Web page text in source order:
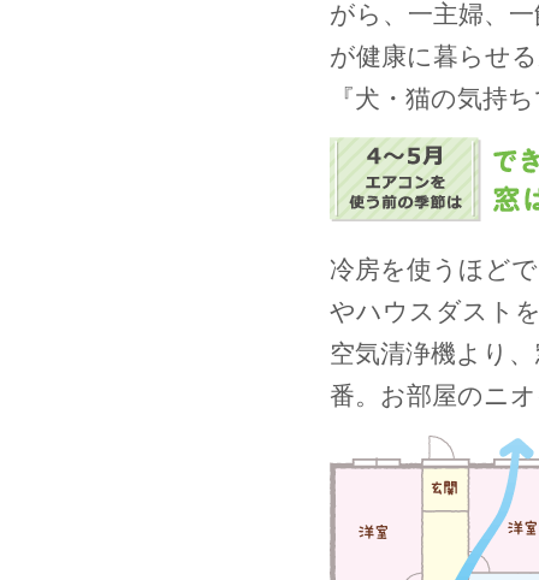
がら、一主婦、
が健康に暮らせ
『犬・猫の気持
冷房を使うほど
やハウスダスト
空気清浄機より
番。お部屋のニ